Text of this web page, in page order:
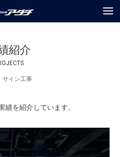
紹介
サイン工事
績を紹介しています。